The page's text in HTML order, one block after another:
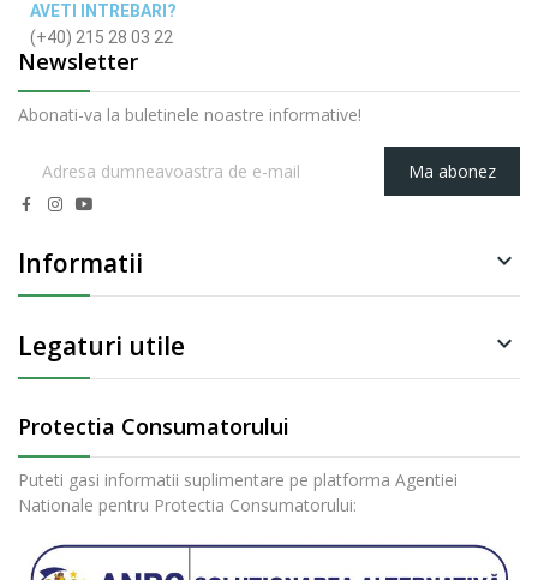
AVETI INTREBARI?
(+40) 215 28 03 22
Newsletter
Abonati-va la buletinele noastre informative!
Ma abonez
Informatii 
Legaturi utile 
Protectia Consumatorului
Puteti gasi informatii suplimentare pe platforma Agentiei
Nationale pentru Protectia Consumatorului: